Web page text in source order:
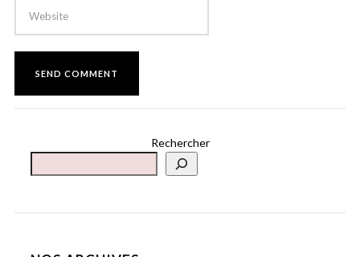
Rechercher